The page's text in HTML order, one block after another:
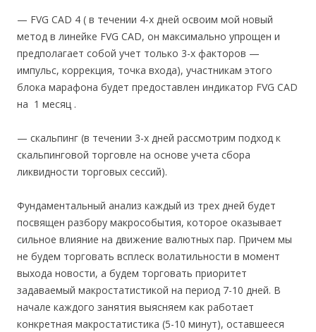
— FVG CAD 4 ( в течении 4-х дней освоим мой новый
метод в линейке FVG CAD, он максимально упрощен и
предполагает собой учет только 3-х факторов —
импульс, коррекция, точка входа), участникам этого
блока марафона будет предоставлен индикатор FVG CAD
на 1 месяц .
— скальпинг (в течении 3-х дней рассмотрим подход к
скальпинговой торговле на основе учета сбора
ликвидности торговых сессий).
Фундаментальный анализ каждый из трех дней будет
посвящен разбору макрособытия, которое оказывает
сильное влияние на движение валютных пар. Причем мы
не будем торговать всплеск волатильности в момент
выхода новости, а будем торговать приоритет
задаваемый макростатистикой на период 7-10 дней. В
начале каждого занятия выясняем как работает
конкретная макростатистика (5-10 минут), оставшееся